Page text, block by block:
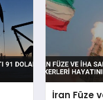
İran Füze